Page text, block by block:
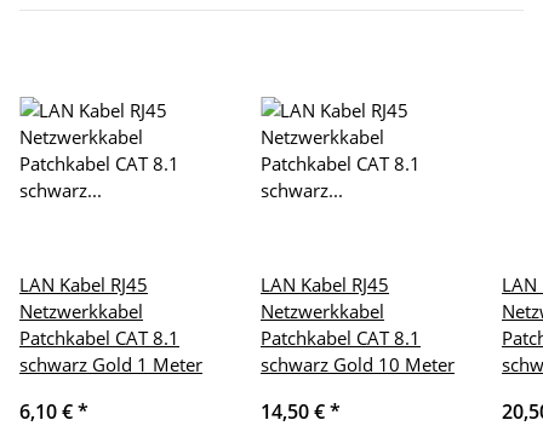
LAN Kabel RJ45
Netzwerkkabel
Patchkabel CAT 8.1
schwarz Gold 1 Meter
6,10 €*
LAN Kabel RJ45
Netzwerkkabel
Patchkabel CAT 8.1
schwarz Gold 10 Meter
14,50 €*
LAN